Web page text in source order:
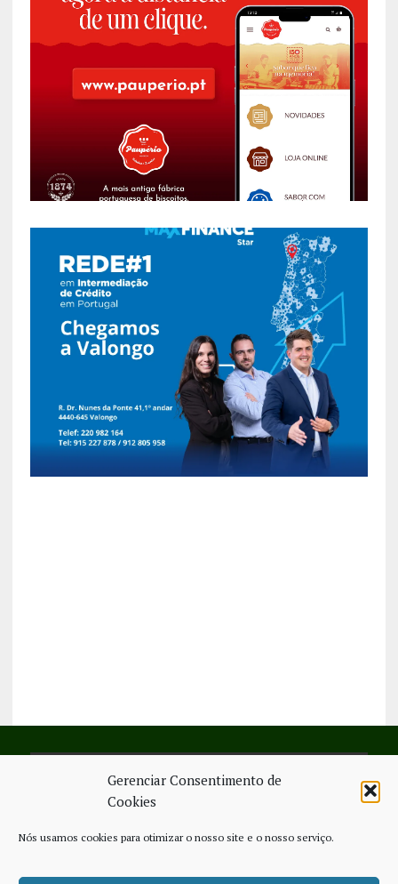
Gerenciar Consentimento de
Cookies
Nós usamos cookies para otimizar o nosso site e o nosso serviço.
SIGA-NOS NO FACEBOOK